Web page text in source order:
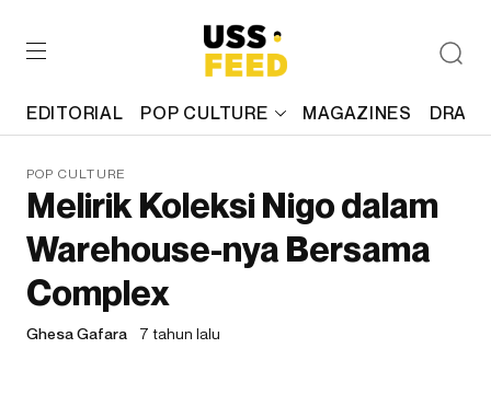
EDITORIAL POP CULTURE MAGAZINES
POP CULTURE
Melirik Koleksi Nigo dalam
Warehouse-nya Bersama
Complex
Ghesa Gafara 7 tahun lalu